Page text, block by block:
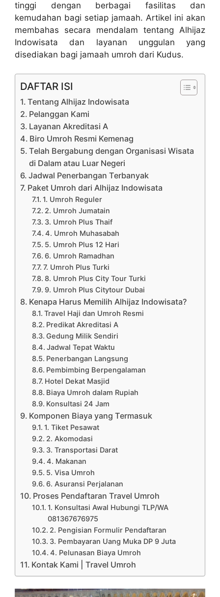
tinggi dengan berbagai fasilitas dan
kemudahan bagi setiap jamaah. Artikel ini akan
membahas secara mendalam tentang Alhijaz
Indowisata dan layanan unggulan yang
disediakan bagi jamaah umroh dari Kudus.
DAFTAR ISI
Tentang Alhijaz Indowisata
Pelanggan Kami
Layanan Akreditasi A
Biro Umroh Resmi Kemenag
Telah Bergabung dengan Organisasi Wisata
di Dalam atau Luar Negeri
Jadwal Penerbangan Terbanyak
Paket Umroh dari Alhijaz Indowisata
1. Umroh Reguler
2. Umroh Jumatain
3. Umroh Plus Thaif
4. Umroh Muhasabah
5. Umroh Plus 12 Hari
6. Umroh Ramadhan
7. Umroh Plus Turki
8. Umroh Plus City Tour Turki
9. Umroh Plus Citytour Dubai
Kenapa Harus Memilih Alhijaz Indowisata?
Travel Haji dan Umroh Resmi
Predikat Akreditasi A
Gedung Milik Sendiri
Jadwal Tepat Waktu
Penerbangan Langsung
Pembimbing Berpengalaman
Hotel Dekat Masjid
Biaya Umroh dalam Rupiah
Konsultasi 24 Jam
Komponen Biaya yang Termasuk
1. Tiket Pesawat
2. Akomodasi
3. Transportasi Darat
4. Makanan
5. Visa Umroh
6. Asuransi Perjalanan
Proses Pendaftaran Travel Umroh
1. Konsultasi Awal Hubungi TLP/WA
081367676975
2. Pengisian Formulir Pendaftaran
3. Pembayaran Uang Muka DP 9 Juta
4. Pelunasan Biaya Umroh
Kontak Kami | Travel Umroh